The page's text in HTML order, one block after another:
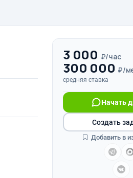
3 000 ₽/час
300 000 ₽/
средняя ставка
Начать
Создать
Добавить в